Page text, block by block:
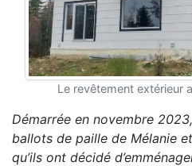
Le revêtement extérieur
Démarrée en novembre
ballots de paille de Mélanie
qu’ils ont décidé